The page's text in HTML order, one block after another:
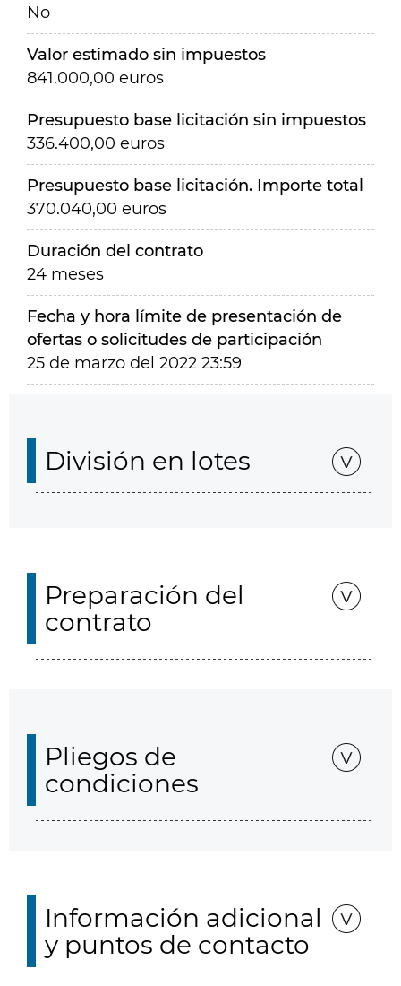
No
Valor estimado sin impuestos
841.000,00 euros
Presupuesto base licitación sin impuestos
336.400,00 euros
Presupuesto base licitación. Importe total
370.040,00 euros
Duración del contrato
24 meses
Fecha y hora límite de presentación de
ofertas o solicitudes de participación
25 de marzo del 2022 23:59
División en lotes
Preparación del
contrato
Pliegos de
condiciones
Información adicional
y puntos de contacto